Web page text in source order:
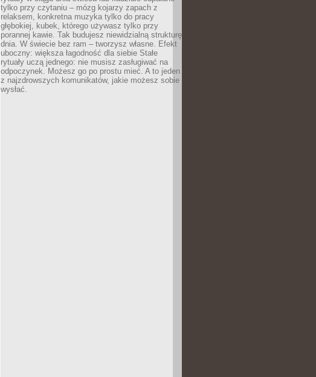
tylko przy czytaniu – mózg kojarzy zapach z
relaksem, konkretna muzyka tylko do pracy
głębokiej, kubek, którego używasz tylko przy
porannej kawie. Tak budujesz niewidzialną strukturę
dnia. W świecie bez ram – tworzysz własne. Efekt
uboczny: większa łagodność dla siebie Stałe
rytuały uczą jednego: nie musisz zasługiwać na
odpoczynek. Możesz go po prostu mieć. A to jeden
z najzdrowszych komunikatów, jakie możesz sobie
wysłać.